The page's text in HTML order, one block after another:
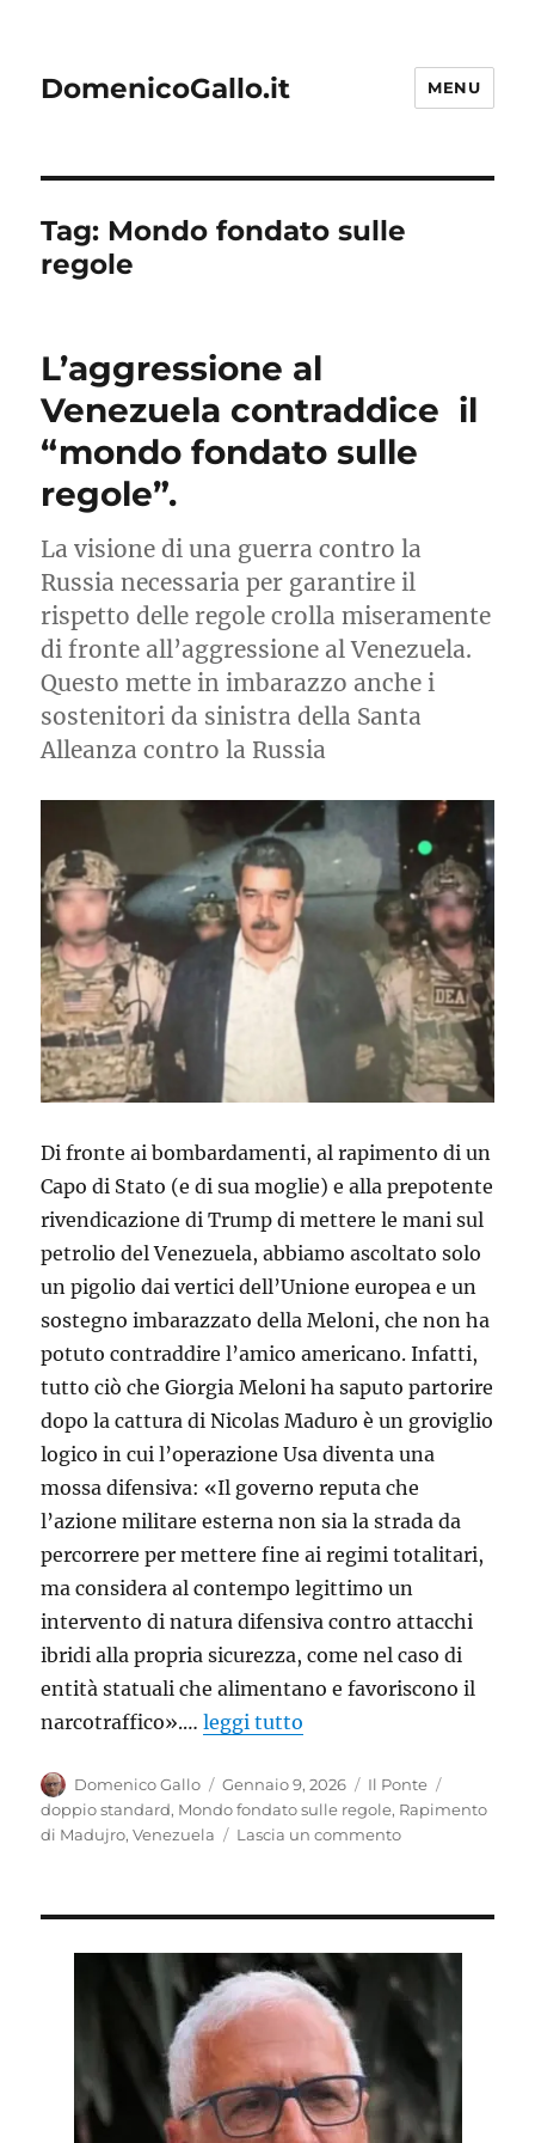
DomenicoGallo.it MENU
Tag: Mondo fondato sulle
regole
L’aggressione al
Venezuela contraddice il
“mondo fondato sulle
regole”.
La visione di una guerra contro la
Russia necessaria per garantire il
rispetto delle regole crolla miseramente
di fronte all’aggressione al Venezuela.
Questo mette in imbarazzo anche i
sostenitori da sinistra della Santa
Alleanza contro la Russia
Di fronte ai bombardamenti, al rapimento di un
Capo di Stato (e di sua moglie) e alla prepotente
rivendicazione di Trump di mettere le mani sul
petrolio del Venezuela, abbiamo ascoltato solo
un pigolio dai vertici dell’Unione europea e un
sostegno imbarazzato della Meloni, che non ha
potuto contraddire l’amico americano. Infatti,
tutto ciò che Giorgia Meloni ha saputo partorire
dopo la cattura di Nicolas Maduro è un groviglio
logico in cui l’operazione Usa diventa una
mossa difensiva: «Il governo reputa che
l’azione militare esterna non sia la strada da
percorrere per mettere fine ai regimi totalitari,
ma considera al contempo legittimo un
intervento di natura difensiva contro attacchi
ibridi alla propria sicurezza, come nel caso di
entità statuali che alimentano e favoriscono il
narcotraffico».…leggi tutto
Autore
Domenico Gallo
Pubblicato
il
Gennaio 9, 2026 Categorie
Il Ponte
doppio standard, Mondo fondato sulle regole, Rapimento
di Madujro,Venezuela Lascia un commentosu
il
“mondo
fondato
sulle
regole”.